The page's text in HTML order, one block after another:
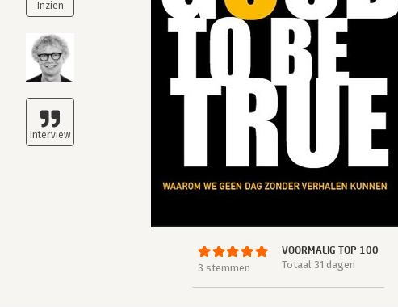
3 stemmen
VOORMALIG TOP 100
Totaal 31 dagen